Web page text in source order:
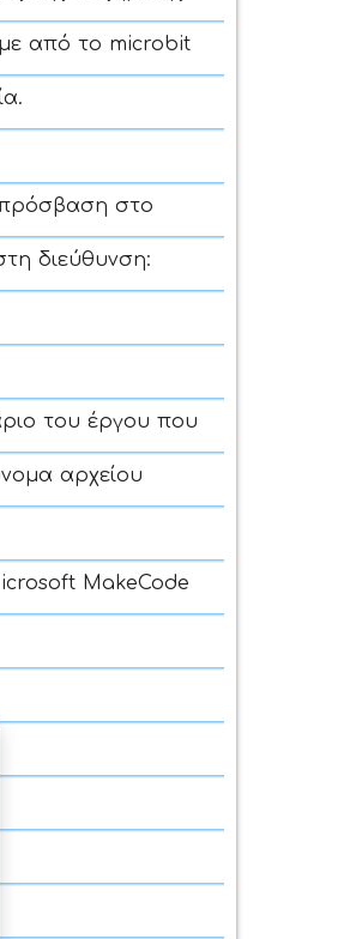
από το microbit
πρόσβαση στο
διεύθυνση:
του έργου που
αρχείου
MakeCode